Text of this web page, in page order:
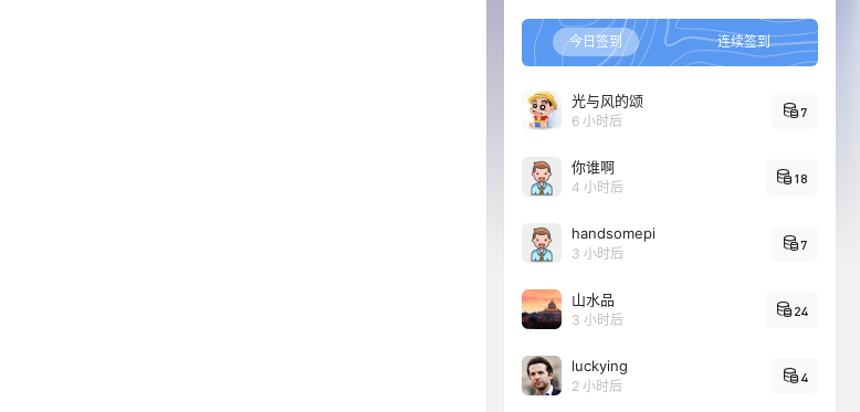
今日签到 连续签到
光与风的颂
6 小时后
7
你谁啊
4 小时后
18
handsomepi
3 小时后
7
山水品
3 小时后
24
luckying
2 小时后
4